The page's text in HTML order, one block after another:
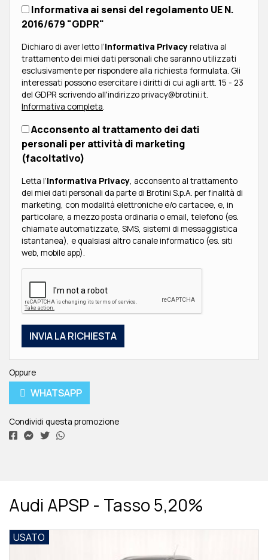
Informativa ai sensi del regolamento UE N.
2016/679 "GDPR"
Dichiaro di aver letto l’Informativa Privacyrelativa al
trattamento dei miei dati personali che saranno utilizzati
esclusivamente per rispondere alla richiesta formulata. Gli
interessati possono esercitare i diritti di cui agli artt. 15 - 23
del GDPR scrivendo all'indirizzo privacy@brotini.it.
Informativa completa.
Acconsento al trattamento dei dati
personali per attività di marketing
(facoltativo)
Letta l’Informativa Privacy, acconsento al trattamento
dei miei dati personali da parte di Brotini S.p.A. per finalità di
marketing, con modalità elettroniche e/o cartacee, e, in
particolare, a mezzo posta ordinaria o email, telefono (es.
chiamate automatizzate, SMS, sistemi di messaggistica
istantanea), e qualsiasi altro canale informatico (es. siti
web, mobile app).
Oppure
WHATSAPP
Condividi questa promozione
Audi APSP - Tasso 5,20%
USATO